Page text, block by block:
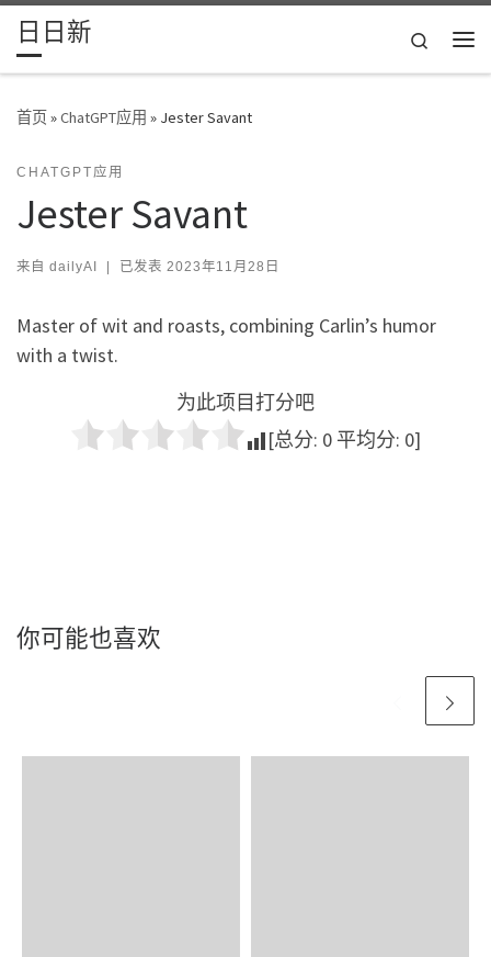
Skip to content
日日新
Search
首页»ChatGPT应用 » Jester Savant
CHATGPT应用
Jester Savant
来自 dailyAI | 已发表 2023年11月28日
Master of wit and roasts, combining Carlin’s humor
with a twist.
为此项目打分吧
[总分: 0 平均分: 0]
你可能也喜欢